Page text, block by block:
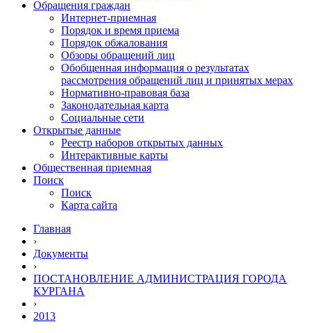
Обращения граждан
Интернет-приемная
Порядок и время приема
Порядок обжалования
Обзоры обращений лиц
Обобщенная информация о результатах
рассмотрения обращений лиц и принятых мерах
Нормативно-правовая база
Законодательная карта
Социальные сети
Открытые данные
Реестр наборов открытых данных
Интерактивные карты
Общественная приемная
Поиск
Поиск
Карта сайта
Главная
›
Документы
›
ПОСТАНОВЛЕНИЕ АДМИНИСТРАЦИЯ ГОРОДА
КУРГАНА
›
2013